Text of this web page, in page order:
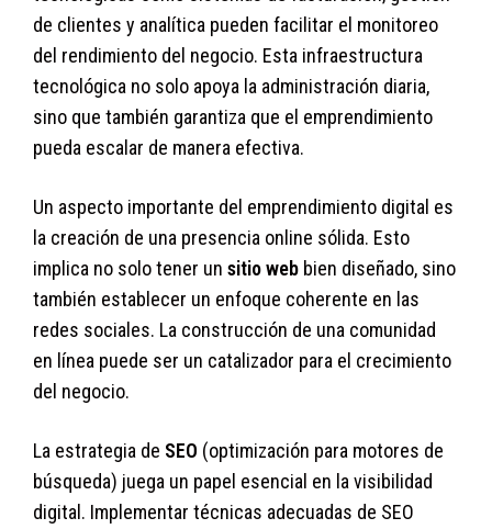
de clientes y analítica pueden facilitar el monitoreo
del rendimiento del negocio. Esta infraestructura
tecnológica no solo apoya la administración diaria,
sino que también garantiza que el emprendimiento
pueda escalar de manera efectiva.
Un aspecto importante del emprendimiento digital es
la creación de una presencia online sólida. Esto
implica no solo tener un sitio web bien diseñado, sino
también establecer un enfoque coherente en las
redes sociales. La construcción de una comunidad
en línea puede ser un catalizador para el crecimiento
del negocio.
La estrategia de SEO (optimización para motores de
búsqueda) juega un papel esencial en la visibilidad
digital. Implementar técnicas adecuadas de SEO